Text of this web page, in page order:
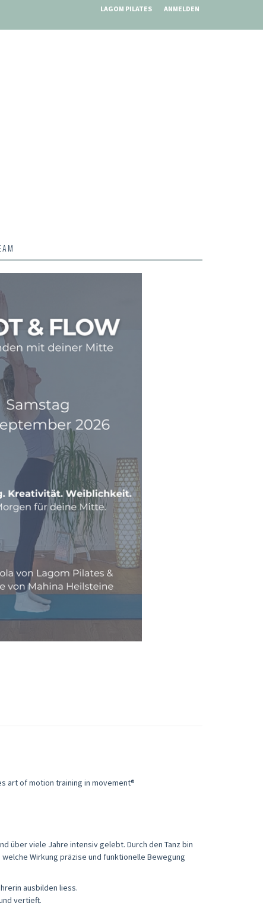
LAGOM PILATES ANMELDEN
art of motion training in movement®
über viele Jahre intensiv gelebt. Durch den Tanz bin
Wirkung präzise und funktionelle Bewegung
ausbilden liess.
vertieft.